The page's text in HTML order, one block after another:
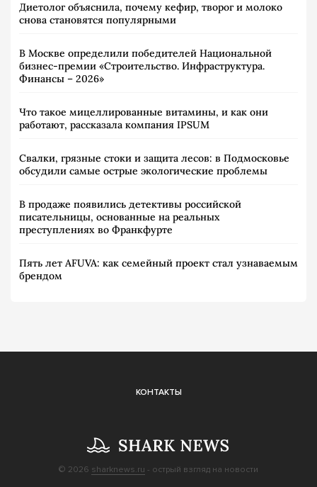
Диетолог объяснила, почему кефир, творог и молоко
снова становятся популярными
В Москве определили победителей Национальной
бизнес-премии «Строительство. Инфраструктура.
Финансы – 2026»
Что такое мицеллированные витамины, и как они
работают, рассказала компания IPSUM
Свалки, грязные стоки и защита лесов: в Подмосковье
обсудили самые острые экологические проблемы
В продаже появились детективы российской
писательницы, основанные на реальных
преступлениях во Франкфурте
Пять лет AFUVA: как семейный проект стал узнаваемым
брендом
КОНТАКТЫ
© 2026 sharknews.ru - острый взгляд на новости